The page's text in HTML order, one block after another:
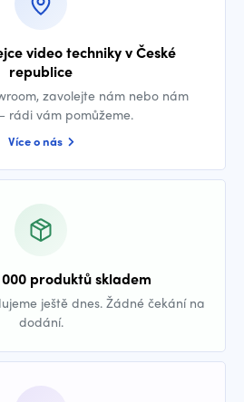
video techniky v České
republice
zavolejte nám nebo nám
rádi vám pomůžeme.
Více o nás
produktů skladem
ještě dnes. Žádné čekání na
dodání.